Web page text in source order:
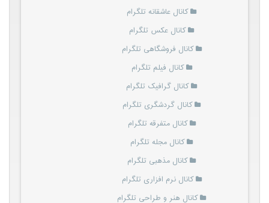
کانال عاشقانه تلگرام
کانال عکس تلگرام
کانال فروشگاهی تلگرام
کانال فیلم تلگرام
کانال گرافیک تلگرام
کانال گردشگری تلگرام
کانال متفرقه تلگرام
کانال مجله تلگرام
کانال مذهبی تلگرام
کانال نرم افزاری تلگرام
کانال هنر و طراحی تلگرام